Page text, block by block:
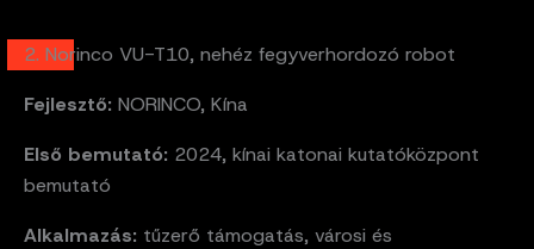
2. Norinco VU-T10, nehéz fegyverhordozó robot
Fejlesztő: NORINCO, Kína
Első bemutató: 2024, kínai katonai kutatóközpont
bemutató
Alkalmazás: tűzerő támogatás, városi és